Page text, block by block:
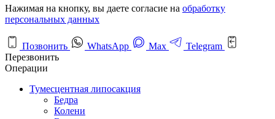
Нажимая на кнопку, вы даете согласие на обработку
персональных данных
Позвонить WhatsApp Max
Telegram
Перезвонить
Операции
Тумесцентная липосакция
Бедра
Колени